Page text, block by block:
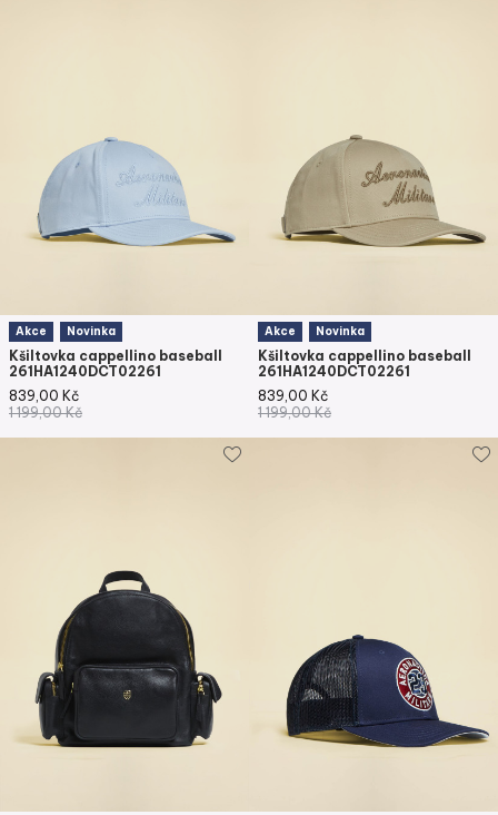
Akce Novinka
Kšiltovka cappellino baseball
261HA1240DCT02261
839,00 Kč
1 199,00Kč
Akce Novinka
Kšiltovka cappellino baseball
261HA1240DCT02261
839,00 Kč
1 199,00Kč